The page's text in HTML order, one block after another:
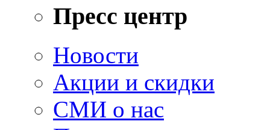
Пресс центр
Новости
Акции и скидки
СМИ о нас